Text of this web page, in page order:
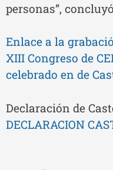
personas”,
Enlace a la
XIII Congreso de
celebrado en de
Declaración de
DECLARACION